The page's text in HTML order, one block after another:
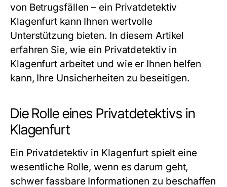
von Betrugsfällen – ein Privatdetektiv
Klagenfurt kann Ihnen wertvolle
Unterstützung bieten. In diesem Artikel
erfahren Sie, wie ein Privatdetektiv in
Klagenfurt arbeitet und wie er Ihnen helfen
kann, Ihre Unsicherheiten zu beseitigen.
Die Rolle eines Privatdetektivs in
Klagenfurt
Ein Privatdetektiv in Klagenfurt spielt eine
wesentliche Rolle, wenn es darum geht,
schwer fassbare Informationen zu beschaffen